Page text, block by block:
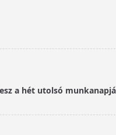
a hét utolsó